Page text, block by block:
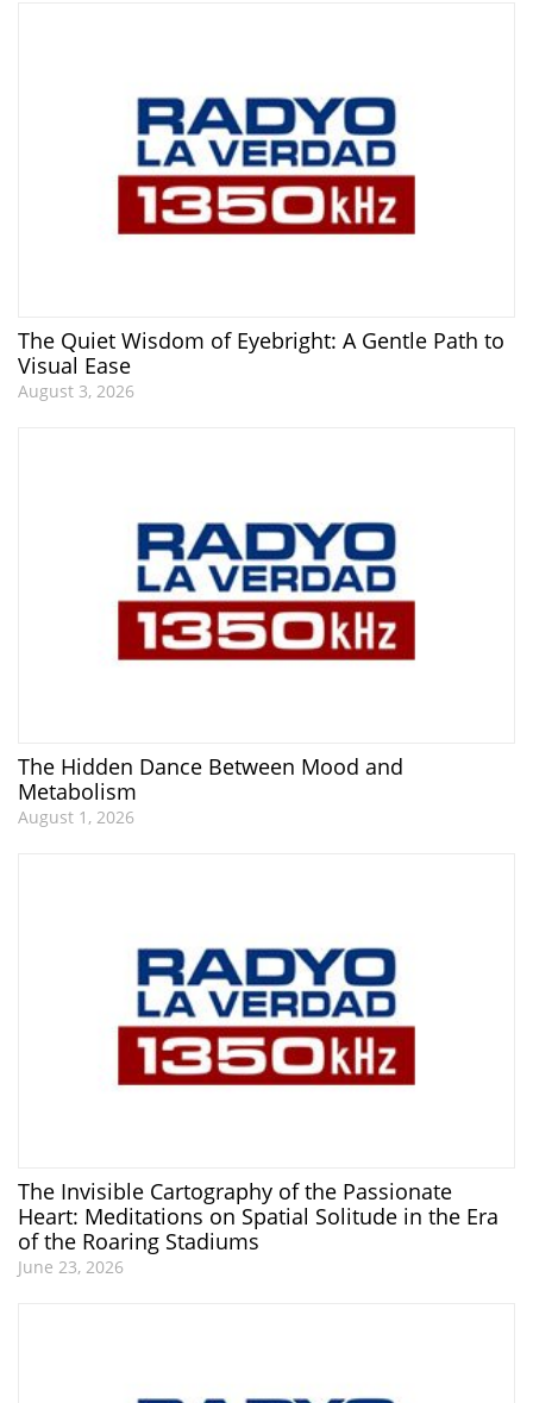
The Quiet Wisdom of Eyebright: A Gentle Path to
Visual Ease
August 3, 2026
The Hidden Dance Between Mood and
Metabolism
August 1, 2026
The Invisible Cartography of the Passionate
Heart: Meditations on Spatial Solitude in the Era
of the Roaring Stadiums
June 23, 2026